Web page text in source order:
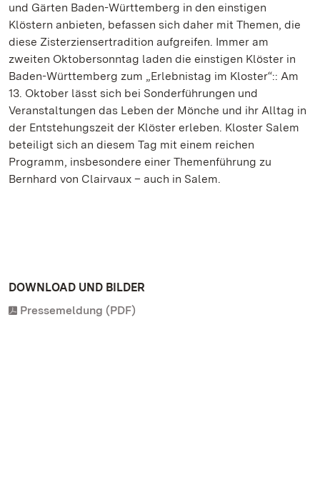
und Gärten Baden-Württemberg in den einstigen
Klöstern anbieten, befassen sich daher mit Themen, die
diese Zisterziensertradition aufgreifen. Immer am
zweiten Oktobersonntag laden die einstigen Klöster in
Baden-Württemberg zum „Erlebnistag im Kloster“:: Am
13. Oktober lässt sich bei Sonderführungen und
Veranstaltungen das Leben der Mönche und ihr Alltag in
der Entstehungszeit der Klöster erleben. Kloster Salem
beteiligt sich an diesem Tag mit einem reichen
Programm, insbesondere einer Themenführung zu
Bernhard von Clairvaux – auch in Salem.
DOWNLOAD UND BILDER
Pressemeldung (PDF)